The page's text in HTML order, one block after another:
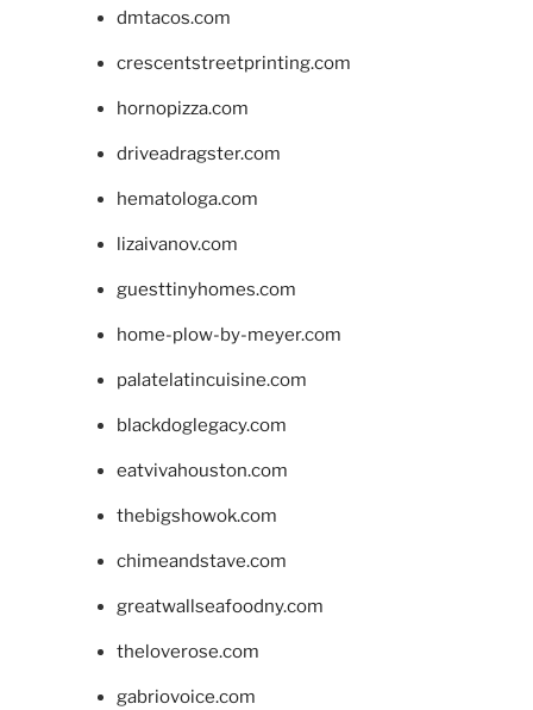
dmtacos.com
crescentstreetprinting.com
hornopizza.com
driveadragster.com
hematologa.com
lizaivanov.com
guesttinyhomes.com
home-plow-by-meyer.com
palatelatincuisine.com
blackdoglegacy.com
eatvivahouston.com
thebigshowok.com
chimeandstave.com
greatwallseafoodny.com
theloverose.com
gabriovoice.com